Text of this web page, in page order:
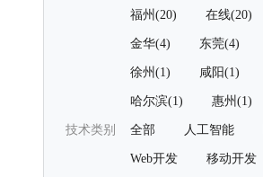
福州(20) 在线(20)
金华(4) 东莞(4)
徐州(1) 咸阳(1)
哈尔滨(1) 惠州(1)
技术类别 全部 人工智能
Web开发 移动开发